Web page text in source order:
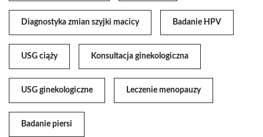
Diagnostyka zmian szyjki macicy Badanie HPV
USG ciąży Konsultacja ginekologiczna
USG ginekologiczne Leczenie menopauzy
Badanie piersi